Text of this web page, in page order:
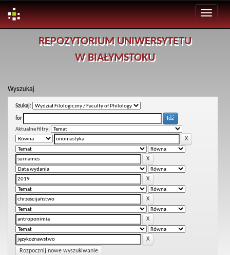
REPOZYTORIUM UNIWERSYTETU
W BIAŁYMSTOKU
Wyszukaj
Szukaj:
for
Aktualne filtry:
Rozpocznij nowe wyszukiwanie